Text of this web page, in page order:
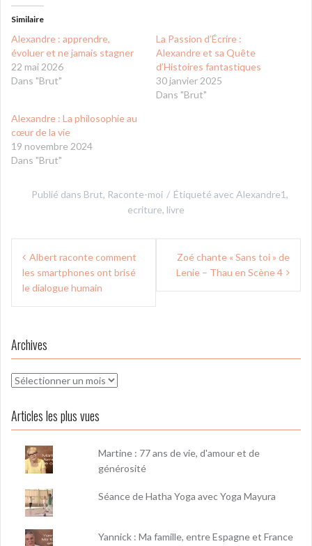
Similaire
Alexandre : apprendre,
évoluer et ne jamais stagner
22 mai 2026
Dans "Brut"
La Passion d’Écrire :
Alexandre et sa Quête
d’Histoires fantastiques
30 janvier 2025
Dans "Brut"
Alexandre : La philosophie au
cœur de la vie
19 novembre 2024
Dans "Brut"
Publié dans Brut, Raconte-moi Étiqueté avec Alexandre1,
ecriture, livre
Navigation
de
l’article
Albert raconte comment
les smartphones ont brisé
le dialogue humain
Zoé chante « Sans toi » de
Lenie – Thau en Scène 4
Archives
Archives
Articles les plus vues
Martine : 77 ans de vie, d'amour et de
générosité
Séance de Hatha Yoga avec Yoga Mayura
Yannick : Ma famille, entre Espagne et France